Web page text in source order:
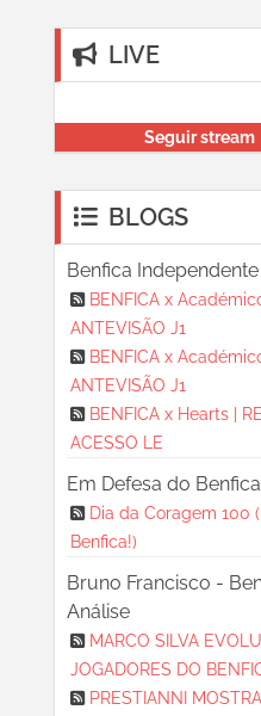
LIVE
Seguir stream
BLOGS
Benfica Independente
BENFICA x Académico
ANTEVISÃO J1
BENFICA x Académico
ANTEVISÃO J1
BENFICA x Hearts |
ACESSO LE
Em Defesa do Benfica
Dia da Coragem 100
Benfica!)
Bruno Francisco -
Análise
MARCO SILVA
JOGADORES DO
PRESTIANNI